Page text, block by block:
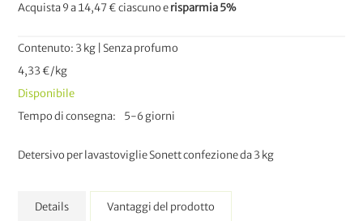
Detersivo per lavastoviglie Sonett confezione da 3 kg
Contenuto: 3 kg | Senza profumo
4,33 €/kg
Disponibile
Tempo di consegna
5-6 giorni
Acquista 9 a14,47 € ciascuno erisparmia5%
Details Vantaggi del prodotto